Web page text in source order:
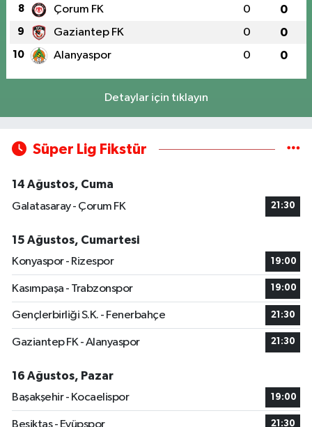
8 Çorum FK 0 0
9 Gaziantep FK 0 0
10 Alanyaspor 0 0
Detaylar için tıklayın
Süper Lig Fikstür
14 Ağustos, Cuma
Galatasaray - Çorum FK
21:30
15 Ağustos, Cumartesi
Konyaspor - Rizespor
19:00
Kasımpaşa - Trabzonspor 19:00
Gençlerbirliği S.K. - Fenerbahçe 21:30
Gaziantep FK - Alanyaspor 21:30
16 Ağustos, Pazar
Başakşehir - Kocaelispor
19:00
Beşiktaş - Eyüpspor 21:30